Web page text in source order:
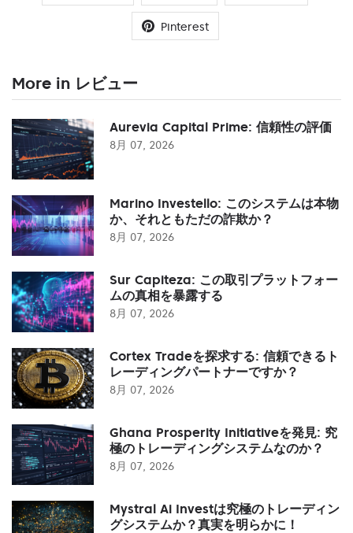
Pinterest
More in レビュー
Aurevia Capital Prime: 信頼性の評価
8月 07, 2026
Marino Investello: このシステムは本物
か、それともただの詐欺か？
8月 07, 2026
Sur Capiteza: この取引プラットフォー
ムの真相を暴露する
8月 07, 2026
Cortex Tradeを探求する: 信頼できるト
レーディングパートナーですか？
8月 07, 2026
Ghana Prosperity Initiativeを発見: 究
極のトレーディングシステムなのか？
8月 07, 2026
Mystral Ai Investは究極のトレーディン
グシステムか？真実を明らかに！